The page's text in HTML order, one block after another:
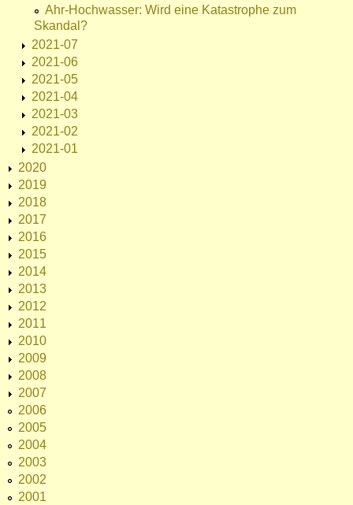
Ahr-Hochwasser: Wird eine Katastrophe zum
Skandal?
2021-07
2021-06
2021-05
2021-04
2021-03
2021-02
2021-01
2020
2019
2018
2017
2016
2015
2014
2013
2012
2011
2010
2009
2008
2007
2006
2005
2004
2003
2002
2001